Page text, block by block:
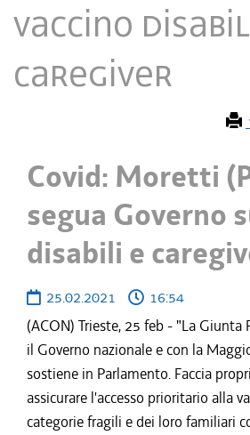
vaccino
caregiver
Covid: Moretti
segua Governo
disabili e
25.02.2021
16:54
(ACON) Trieste, 25 feb - "La Giunta
il Governo nazionale e con la
sostiene in Parlamento. Faccia
assicurare l'accesso prioritario alla
categorie fragili e dei loro familiari